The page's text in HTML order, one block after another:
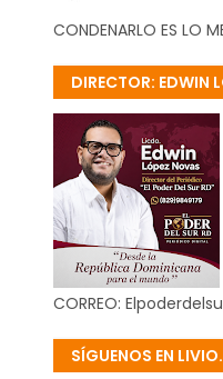
CONDENARLO ES LO
DIRECTOR: EDWIN
CORREO:
SÍGUENOS EN